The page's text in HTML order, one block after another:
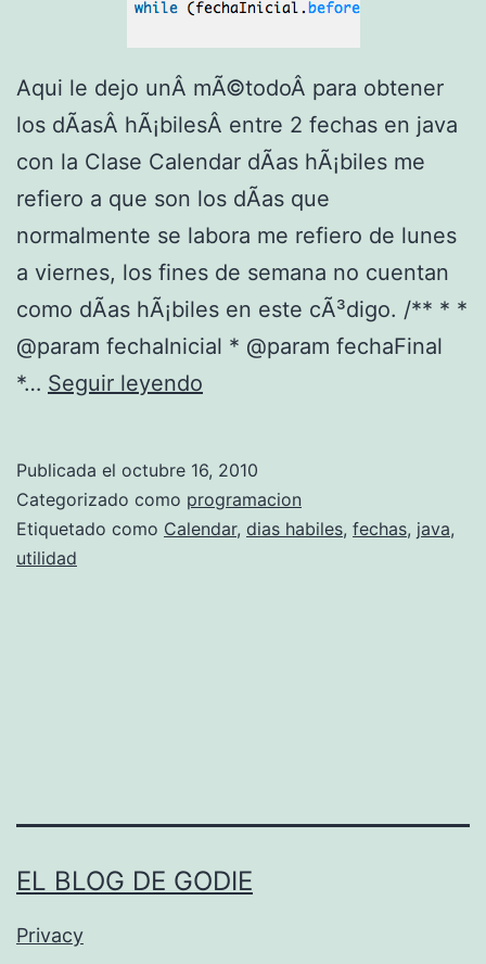
o
n
l
i
n
e
Aqui le dejo unÂ mÃ©todoÂ para obtener
los dÃ­asÂ hÃ¡bilesÂ entre 2 fechas en java
con la Clase Calendar dÃ­as hÃ¡biles me
refiero a que son los dÃ­as que
normalmente se labora me refiero de lunes
a viernes, los fines de semana no cuentan
como dÃ­as hÃ¡biles en este cÃ³digo. /** * *
@param fechaInicial * @param fechaFinal
*… Seguir leyendo
e
n
a
i
Publicada el octubre 16, 2010
Categorizado como programacion
Etiquetado como Calendar, dias habiles, fechas, java,
utilidad
EL BLOG DE GODIE
Privacy